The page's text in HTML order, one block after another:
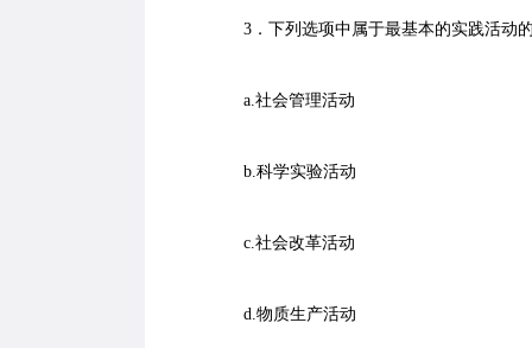
3．下列选项中属于最基本的实践活动
a.社会管理活动
b.科学实验活动
c.社会改革活动
d.物质生产活动